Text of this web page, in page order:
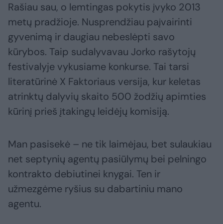
Rašiau sau, o lemtingas pokytis įvyko 2013
metų pradžioje. Nusprendžiau paįvairinti
gyvenimą ir daugiau nebeslėpti savo
kūrybos. Taip sudalyvavau Jorko rašytojų
festivalyje vykusiame konkurse. Tai tarsi
literatūrinė X Faktoriaus versija, kur keletas
atrinktų dalyvių skaito 500 žodžių apimties
kūrinį prieš įtakingų leidėjų komisiją.
Man pasisekė – ne tik laimėjau, bet sulaukiau
net septynių agentų pasiūlymų bei pelningo
kontrakto debiutinei knygai. Ten ir
užmezgėme ryšius su dabartiniu mano
agentu.